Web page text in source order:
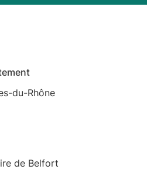
du-Rhône
de Belfort